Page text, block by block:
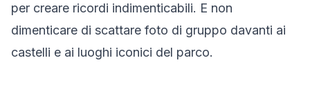
per creare ricordi indimenticabili. E non
dimenticare di scattare foto di gruppo davanti ai
castelli e ai luoghi iconici del parco.